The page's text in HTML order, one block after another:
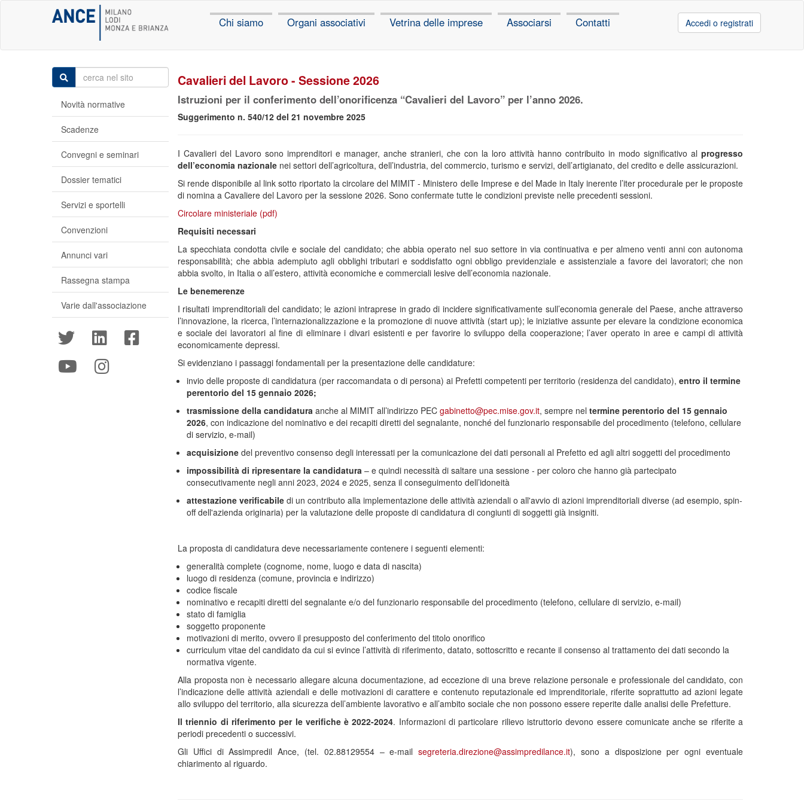
Chi siamo Organi associativi Vetrina delle imprese Associarsi Contatti Accedi o registrati
Cavalieri del Lavoro - Sessione 2026
Istruzioni per il conferimento dell’onorificenza “Cavalieri del Lavoro” per l’anno 2026.
Suggerimento n. 540/12 del 21 novembre 2025
I Cavalieri del Lavoro sono imprenditori e manager, anche stranieri, che con la loro attività hanno contribuito in modo significativo al progresso
dell’economia nazionale nei settori dell’agricoltura, dell’industria, del commercio, turismo e servizi, dell’artigianato, del credito e delle assicurazioni.
Si rende disponibile al link sotto riportato la circolare del MIMIT - Ministero delle Imprese e del Made in Italy inerente l’iter procedurale per le proposte
di nomina a Cavaliere del Lavoro per la sessione 2026. Sono confermate tutte le condizioni previste nelle precedenti sessioni.
Circolare ministeriale (pdf)
Requisiti necessari
La specchiata condotta civile e sociale del candidato; che abbia operato nel suo settore in via continuativa e per almeno venti anni con autonoma
responsabilità; che abbia adempiuto agli obblighi tributari e soddisfatto ogni obbligo previdenziale e assistenziale a favore dei lavoratori; che non
abbia svolto, in Italia o all’estero, attività economiche e commerciali lesive dell’economia nazionale.
Le benemerenze
I risultati imprenditoriali del candidato; le azioni intraprese in grado di incidere significativamente sull’economia generale del Paese, anche attraverso
l’innovazione, la ricerca, l’internazionalizzazione e la promozione di nuove attività (start up); le iniziative assunte per elevare la condizione economica
e sociale dei lavoratori al fine di eliminare i divari esistenti e per favorire lo sviluppo della cooperazione; l’aver operato in aree e campi di attività
economicamente depressi.
Si evidenziano i passaggi fondamentali per la presentazione delle candidature:
invio delle proposte di candidatura (per raccomandata o di persona) ai Prefetti competenti per territorio (residenza del candidato), entro il termine
perentorio del 15 gennaio 2026;
trasmissione della candidatura anche al MIMIT all’indirizzo PEC gabinetto@pec.mise.gov.it, sempre nel termine perentorio del 15 gennaio
2026, con indicazione del nominativo e dei recapiti diretti del segnalante, nonché del funzionario responsabile del procedimento (telefono, cellulare
di servizio, e-mail)
acquisizione del preventivo consenso degli interessati per la comunicazione dei dati personali al Prefetto ed agli altri soggetti del procedimento
impossibilità di ripresentare la candidatura – e quindi necessità di saltare una sessione - per coloro che hanno già partecipato
consecutivamente negli anni 2023, 2024 e 2025, senza il conseguimento dell’idoneità
attestazione verificabile di un contributo alla implementazione delle attività aziendali o all'avvio di azioni imprenditoriali diverse (ad esempio, spin-
off dell'azienda originaria) per la valutazione delle proposte di candidatura di congiunti di soggetti già insigniti.
La proposta di candidatura deve necessariamente contenere i seguenti elementi:
generalità complete (cognome, nome, luogo e data di nascita)
luogo di residenza (comune, provincia e indirizzo)
codice fiscale
nominativo e recapiti diretti del segnalante e/o del funzionario responsabile del procedimento (telefono, cellulare di servizio, e-mail)
stato di famiglia
soggetto proponente
motivazioni di merito, ovvero il presupposto del conferimento del titolo onorifico
curriculum vitae del candidato da cui si evince l’attività di riferimento, datato, sottoscritto e recante il consenso al trattamento dei dati secondo la
normativa vigente.
Alla proposta non è necessario allegare alcuna documentazione, ad eccezione di una breve relazione personale e professionale del candidato, con
l’indicazione delle attività aziendali e delle motivazioni di carattere e contenuto reputazionale ed imprenditoriale, riferite soprattutto ad azioni legate
allo sviluppo del territorio, alla sicurezza dell’ambiente lavorativo e all’ambito sociale che non possono essere reperite dalle analisi delle Prefetture.
Il triennio di riferimento per le verifiche è 2022-2024. Informazioni di particolare rilievo istruttorio devono essere comunicate anche se riferite a
periodi precedenti o successivi.
Gli Uffici di Assimpredil Ance, (tel. 02.88129554 – e-mailsegreteria.direzione@assimpredilance.it), sono a disposizione per ogni eventuale
chiarimento al riguardo.
Novità normative
Scadenze
Convegni e seminari
Dossier tematici
Servizi e sportelli
Convenzioni
Annunci vari
Rassegna stampa
Varie dall'associazione